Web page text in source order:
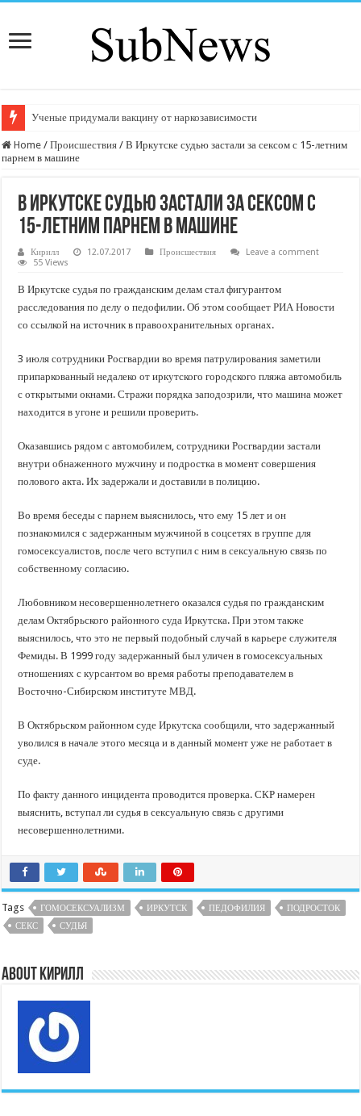
Ученые придумали вакцину от наркозависимости
Home / Происшествия / В Иркутске судью застали за сексом с 15-летним
парнем в машине
В Иркутске судью застали за сексом с
15-летним парнем в машине
Кирилл 12.07.2017 Происшествия
Leave a comment
55 Views
В Иркутске судья по гражданским делам стал фигурантом
расследования по делу о педофилии. Об этом сообщает РИА Новости
со ссылкой на источник в правоохранительных органах.
3 июля сотрудники Росгвардии во время патрулирования заметили
припаркованный недалеко от иркутского городского пляжа автомобиль
с открытыми окнами. Стражи порядка заподозрили, что машина может
находится в угоне и решили проверить.
Оказавшись рядом с автомобилем, сотрудники Росгвардии застали
внутри обнаженного мужчину и подростка в момент совершения
полового акта. Их задержали и доставили в полицию.
Во время беседы с парнем выяснилось, что ему 15 лет и он
познакомился с задержанным мужчиной в соцсетях в группе для
гомосексуалистов, после чего вступил с ним в сексуальную связь по
собственному согласию.
Любовником несовершеннолетнего оказался судья по гражданским
делам Октябрьского районного суда Иркутска. При этом также
выяснилось, что это не первый подобный случай в карьере служителя
Фемиды. В 1999 году задержанный был уличен в гомосексуальных
отношениях с курсантом во время работы преподавателем в
Восточно-Сибирском институте МВД.
В Октябрьском районном суде Иркутска сообщили, что задержанный
уволился в начале этого месяца и в данный момент уже не работает в
суде.
По факту данного инцидента проводится проверка. СКР намерен
выяснить, вступал ли судья в сексуальную связь с другими
несовершеннолетними.
Tags ГОМОСЕКСУАЛИЗМ ИРКУТСК ПЕДОФИЛИЯ
ПОДРОСТОК
СЕКС
СУДЬЯ
About Кирилл